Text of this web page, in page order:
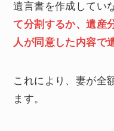
遺言書を作成してい
て分割するか、遺産
人が同意した内容で
これにより、妻が全
ます。